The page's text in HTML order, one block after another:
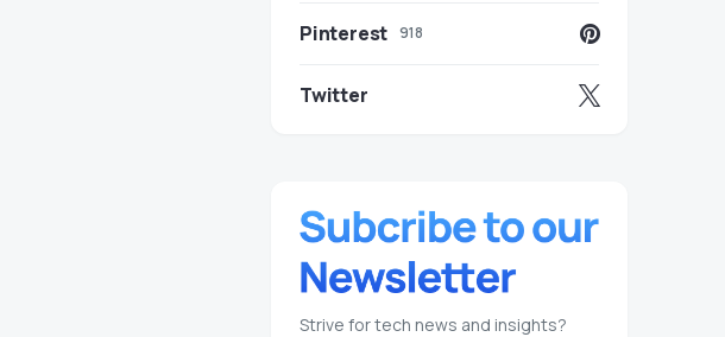
Pinterest 918
Twitter
Strive for tech news and insights?